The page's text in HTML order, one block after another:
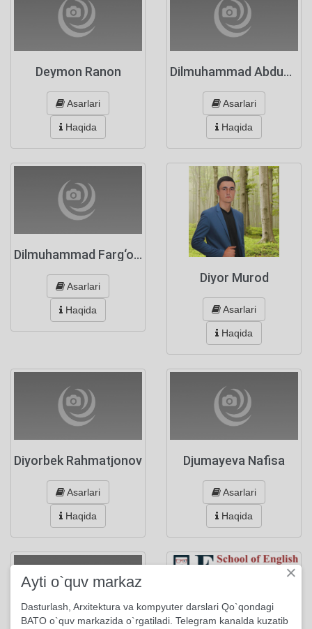
Deymon Ranon
Asarlari
Haqida
Dilmuhammad Abduqodirov
Asarlari
Haqida
Dilmuhammad Farg‘oniy
Asarlari
Haqida
Diyor Murod
Asarlari
Haqida
Diyorbek Rahmatjonov
Asarlari
Haqida
Djumayeva Nafisa
Asarlari
Haqida
×
Ayti o`quv markaz
Dasturlash, Arxitektura va kompyuter darslari Qo`qondagi
BATO o`quv markazida o`rgatiladi. Telegram kanalda kuzatib